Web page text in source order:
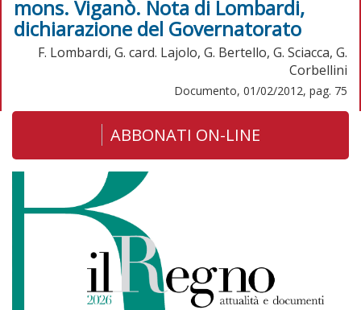
mons. Viganò. Nota di Lombardi,
dichiarazione del Governatorato
F. Lombardi, G. card. Lajolo, G. Bertello, G. Sciacca, G.
Corbellini
Documento, 01/02/2012, pag. 75
ABBONATI ON-LINE